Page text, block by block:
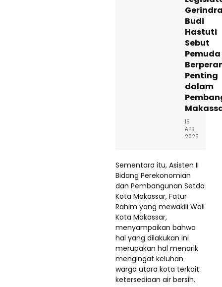
Budi
Hastuti
Sebut
Pemuda
Penting
dalam
15
APR
2025
Sementara itu, Asisten II
Bidang Perekonomian
dan Pembangunan Setda
Kota Makassar, Fatur
Rahim yang mewakili Wali
Kota Makassar,
menyampaikan bahwa
hal yang dilakukan ini
merupakan hal menarik
mengingat keluhan
warga utara kota terkait
ketersediaan air bersih.